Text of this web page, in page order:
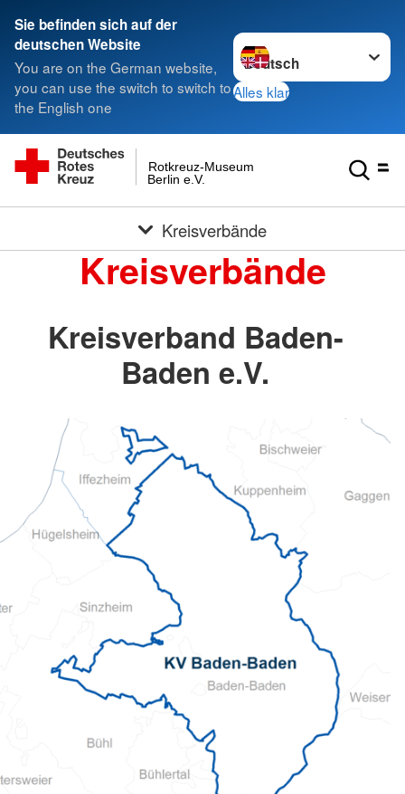
Sie befinden sich auf der
deutschen Website
You are on the German website,
you can use the switch to switch to
the English one
Sprache wechseln zu
Alles klar
Berlin e.V.
Rotkreuz-Museum
Kreisverbände
Kreisverbände
Kreisverband Baden-
Baden e.V.